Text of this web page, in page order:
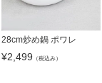
28cm炒め鍋 ポワレ
¥2,499 （税込み）